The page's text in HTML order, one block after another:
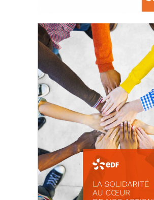
La prévention des conflits
d’intérêts
18 septembre 2023
FEUILLETER